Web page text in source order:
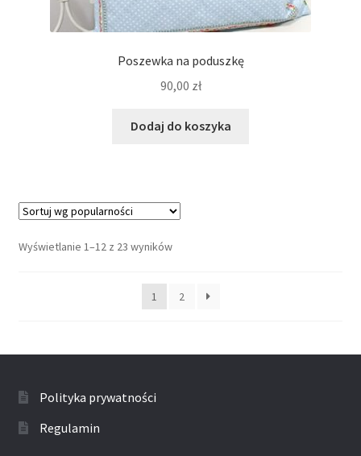
Poszewka na poduszkę
90,00 zł
Dodaj do koszyka
Wyświetlanie 1–12 z 23 wyników
1 2
Polityka prywatności
Regulamin